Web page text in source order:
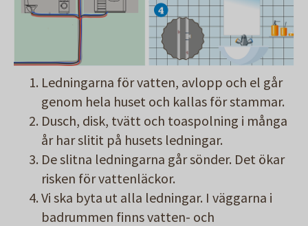
Ledningarna för vatten, avlopp och el går
genom hela huset och kallas för stammar.
Dusch, disk, tvätt och toaspolning i många
år har slitit på husets ledningar.
De slitna ledningarna går sönder. Det ökar
risken för vattenläckor.
Vi ska byta ut alla ledningar. I väggarna i
badrummen finns vatten- och